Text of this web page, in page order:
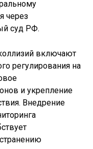
через
суд РФ.
включают
регулирования на
и укрепление
Внедрение